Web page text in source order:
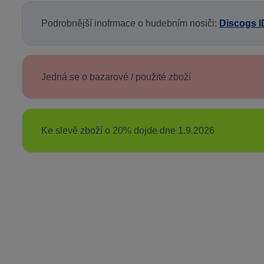
Podrobnější inofrmace o hudebním nosiči: Discogs
Jedná se o bazarové / použité zboží
Ke slevě zboží o 20% dojde dne 1.9.2026